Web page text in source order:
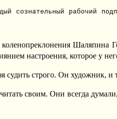
сознательный рабочий
Шаляпина
настроения, которое у
судить строго. Он художник,
своим. Они всегда